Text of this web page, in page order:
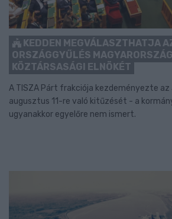
KEDDEN MEGVÁLASZTHATJA
ORSZÁGGYŰLÉS
KÖZTÁRSASÁGI ELNÖKÉT
A TISZA Párt frakciója kezdeményezte
augusztus 11-re való kitűzését - a
ugyanakkor egyelőre nem ismert.